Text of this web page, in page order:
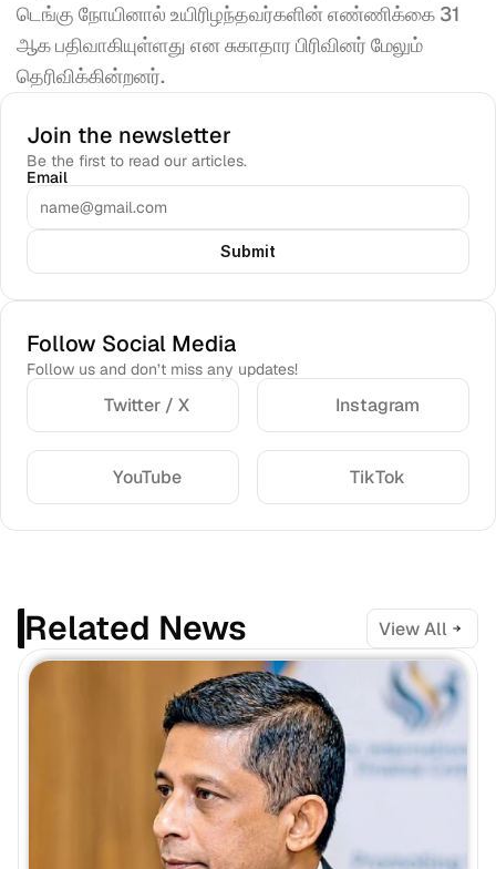
டெங்கு நோயினால் உயிரிழந்தவர்களின் எண்ணிக்கை 31
ஆக பதிவாகியுள்ளது என சுகாதார பிரிவினர் மேலும்
தெரிவிக்கின்றனர்.
Join the newsletter
Be the first to read our articles.
Email
Submit
Follow Social Media
Follow us and don’t miss any updates!
Twitter / X Instagram
YouTube TikTok
Related News View All